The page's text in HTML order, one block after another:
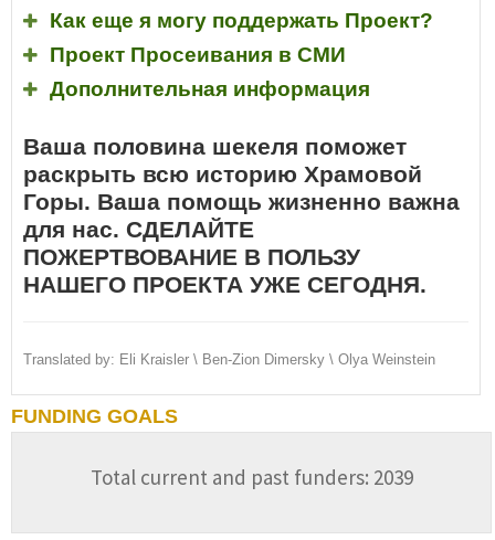
Как еще я могу поддержать Проект?
Проект Просеивания в СМИ
Дополнительная информация
Ваша половина шекеля поможет
раскрыть всю историю Храмовой
Горы. Ваша помощь жизненно важна
для нас. СДЕЛАЙТЕ
ПОЖЕРТВОВАНИЕ В ПОЛЬЗУ
НАШЕГО ПРОЕКТА УЖЕ СЕГОДНЯ.
Translated by: Eli Kraisler \ Ben-Zion Dimersky \ Olya Weinstein
FUNDING GOALS
Total current and past funders: 2039